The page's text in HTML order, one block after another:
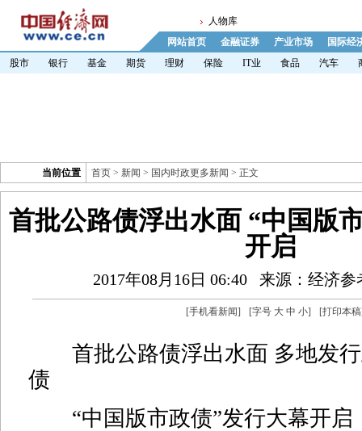
人物库
网站首页
金融证券 产业市场
国际经
股市
银行 基金 期货 理财 保险 IT业 食品 汽车
当前位置 首页 > 新闻 > 国内时政更多新闻 > 正文
首批公路债浮出水面 “中国版
开启
2017年08月16日 06:40 来源：经济参
[手机看新闻] [字号 大 中 小] [打印本稿
首批公路债浮出水面 多地发行
债
“中国版市政债”发行大幕开启